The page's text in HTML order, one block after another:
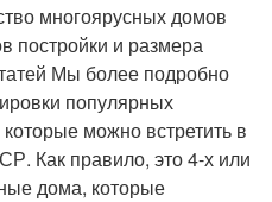
многоярусных домов
постройки и размера
Мы более подробно
популярных
можно встретить в
Как правило, это 4-х или
дома, которые